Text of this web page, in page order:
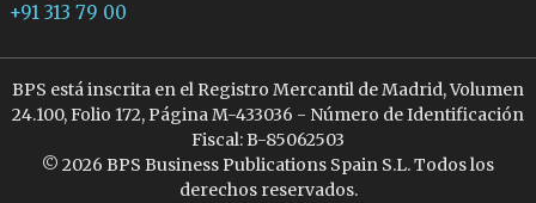
+91 313 79 00
BPS está inscrita en el Registro Mercantil de Madrid, Volumen
24.100, Folio 172, Página M-433036 - Número de Identificación
Fiscal: B-85062503
© 2026 BPS Business Publications Spain S.L. Todos los
derechos reservados.